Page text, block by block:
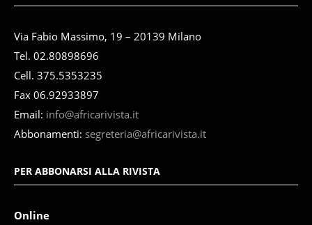
Via Fabio Massimo, 19 – 20139 Milano
Tel. 02.80898696
Cell. 375.5353235
Fax 06.92933897
Email: info@africarivista.it
Abbonamenti: segreteria@africarivista.it
PER ABBONARSI ALLA RIVISTA
Online